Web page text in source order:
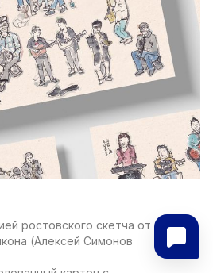
ростовского скетча от
(Алексей Симонов